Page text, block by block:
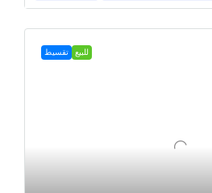
للبيع تقسيط